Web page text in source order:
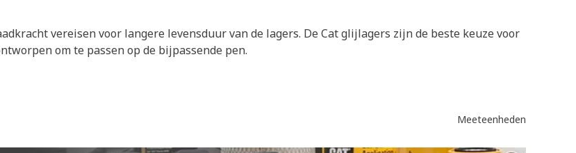
vereisen voor langere levensduur van de lagers. De Cat glijlagers zijn de beste keuze voor
om te passen op de bijpassende pen.
Meeteenheden